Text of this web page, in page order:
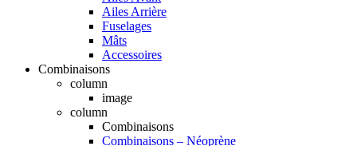
Ailes Arrière
Fuselages
Mâts
Accessoires
Combinaisons
column
image
column
Combinaisons
Combinaisons – Néoprène